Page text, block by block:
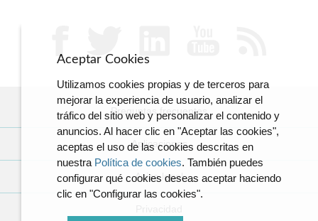
Preguntas frecuentes
Aplicaciones
Aviso legal
Aceptar Cookies
Utilizamos cookies propias y de terceros para
mejorar la experiencia de usuario, analizar el
tráfico del sitio web y personalizar el contenido y
anuncios. Al hacer clic en "Aceptar las cookies",
aceptas el uso de las cookies descritas en
nuestra Política de cookies. También puedes
configurar qué cookies deseas aceptar haciendo
clic en "Configurar las cookies".